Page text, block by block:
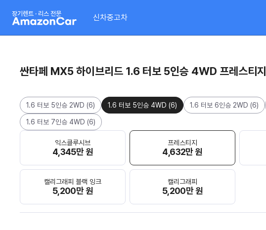
장기렌트 · 리스 전문 신차중고차
싼타페 MX5 하이브리드 1.6 터보 5인승 4WD 프레스티지
1.6 터보 5인승 2WD (6) 1.6 터보 5인승 4WD (6) 1.6 터보 6인승 2WD (6)
1.6 터보 7인승 4WD (6)
익스클루시브
4,345만 원
프레스티지
4,632만 원
캘리그래피 블랙 잉크
5,200만 원
캘리그래피
5,200만 원